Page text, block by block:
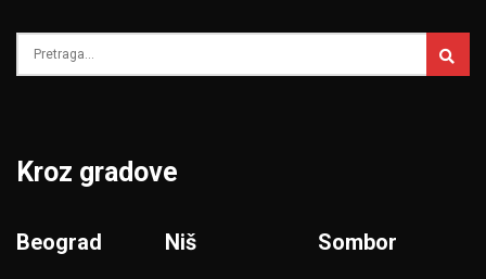
Kroz gradove
Beograd Niš Sombor